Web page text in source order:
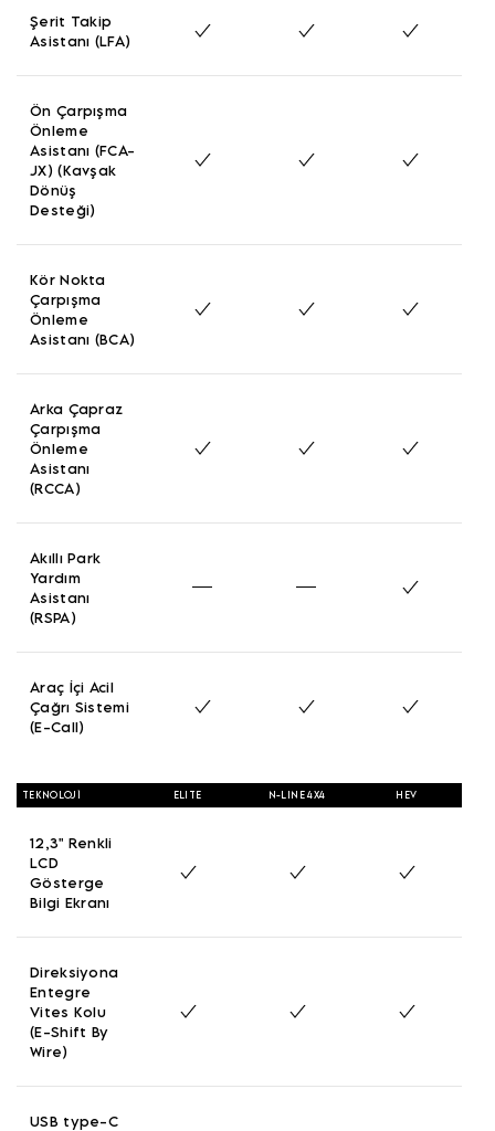
Şerit Takip
Asistanı (LFA)
Ön Çarpışma
Önleme
Asistanı (FCA-
JX) (Kavşak
Dönüş
Desteği)
Kör Nokta
Çarpışma
Önleme
Asistanı (BCA)
Arka Çapraz
Çarpışma
Önleme
Asistanı
(RCCA)
Akıllı Park
Yardım
Asistanı
(RSPA)
Araç İçi Acil
Çağrı Sistemi
(E-Call)
TEKNOLOJI ELITE N-LINE 4X4 HEV
12,3" Renkli
LCD
Gösterge
Bilgi Ekranı
Direksiyona
Entegre
Vites Kolu
(E-Shift By
Wire)
USB type-C